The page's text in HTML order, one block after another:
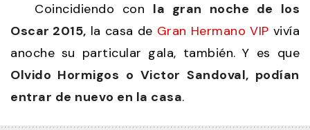
Coincidiendo con la gran noche de los
Oscar 2015, la casa de Gran Hermano VIP vivía
anoche su particular gala, también. Y es que
Olvido Hormigos o Victor Sandoval, podían
entrar de nuevo en la casa.